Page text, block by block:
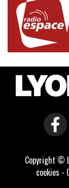
Copyright ©
cookies -